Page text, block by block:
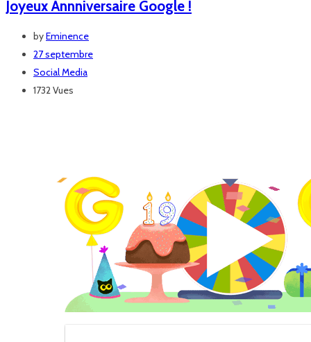
Joyeux Annniversaire Google !
byEminence
27 septembre
Social Media
1732 Vues